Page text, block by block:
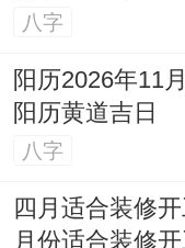
八字
阳历2026年11
阳历黄道吉日
八字
四月适合装修
月份适合装修